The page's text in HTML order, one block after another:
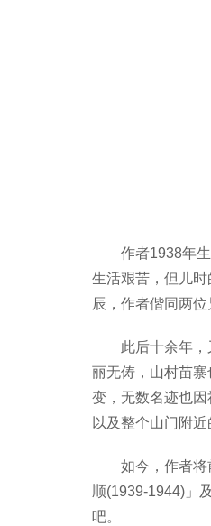
作者1938年
生活艰苦，但儿
辰，作者偕同两
此后十余年
丽无俦，山村苗
变，无数名迹也
以及整个山门附
如今，作者
顺(1939-1944)」
吧。